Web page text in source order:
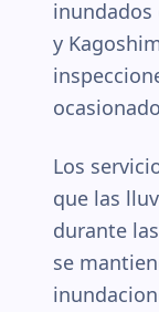
inundados
y
Los
que las
durante
se